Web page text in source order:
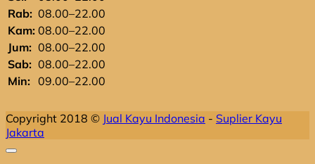
Rab: 08.00–22.00
Kam: 08.00–22.00
Jum: 08.00–22.00
Sab: 08.00–22.00
Min: 09.00–22.00
Copyright 2018 © Jual Kayu Indonesia - Suplier Kayu
Jakarta